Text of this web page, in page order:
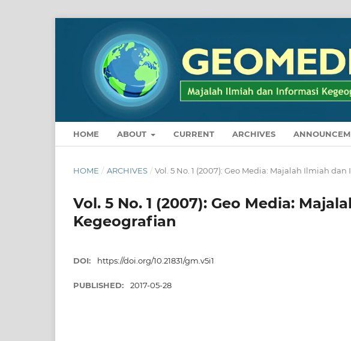
HOME ABOUT CURRENT ARCHIVES
HOME / ARCHIVES / Vol. 5 No. 1 (2007): Geo Media: Majalah Ilmiah
Vol. 5 No. 1 (2007): Geo Media:
Kegeografian
DOI: https://doi.org/10.21831/gm.v5i1
PUBLISHED: 2017-05-28